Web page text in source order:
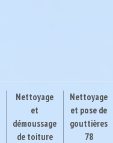
Nettoyage
et
démoussage
de toiture
Nettoyage
et pose de
gouttières
78